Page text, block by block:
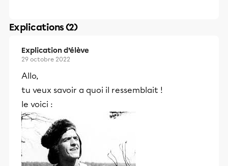
Explications (2)
Explication d’élève
29 octobre 2022
Allo,
tu veux savoir a quoi il ressemblait !
le voici :